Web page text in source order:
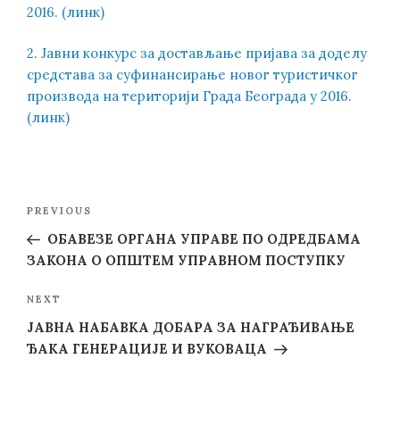
2016. (линк)
2. Јавни конкурс за достављање пријава за доделу
средстава за суфинансирање новог туристичког
производа на територији Града Београда у 2016.
(линк)
Previous
Post
PREVIOUS
ОБАВЕЗЕ ОРГАНА УПРАВЕ ПО ОДРЕДБАМА
ЗАКОНА О ОПШТЕМ УПРАВНОМ ПОСТУПКУ
Next
Post
NEXT
ЈАВНА НАБАВКА ДОБАРА ЗА НАГРАЂИВАЊЕ
ЂАКА ГЕНЕРАЦИЈЕ И ВУКОВАЦА